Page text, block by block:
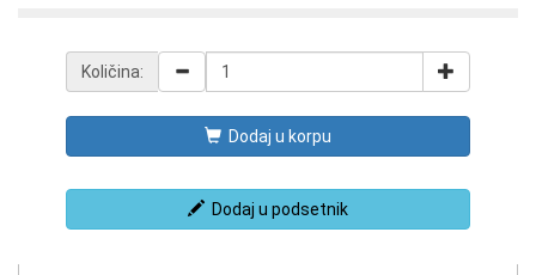
Količina:
Dodaj u korpu
Dodaj u podsetnik